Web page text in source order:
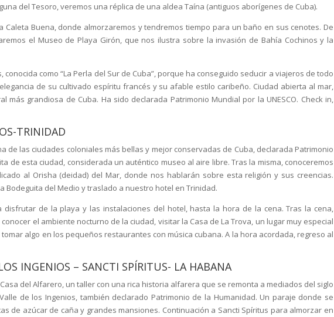
del Tesoro, veremos una réplica de una aldea Taína (antiguos aborígenes de Cuba).
Caleta Buena, donde almorzaremos y tendremos tiempo para un baño en sus cenotes. De
el Museo de Playa Girón, que nos ilustra sobre la invasión de Bahía Cochinos y la
conocida como “La Perla del Sur de Cuba”, porque ha conseguido seducir a viajeros de todo
de su cultivado espíritu francés y su afable estilo caribeño. Ciudad abierta al mar,
grandiosa de Cuba. Ha sido declarada Patrimonio Mundial por la UNESCO. Check in,
TRINIDAD
de las ciudades coloniales más bellas y mejor conservadas de Cuba, declarada Patrimonio
de esta ciudad, considerada un auténtico museo al aire libre. Tras la misma, conoceremos
al Orisha (deidad) del Mar, donde nos hablarán sobre esta religión y sus creencias.
Bodeguita del Medio y traslado a nuestro hotel en Trinidad.
de la playa y las instalaciones del hotel, hasta la hora de la cena. Tras la cena,
el ambiente nocturno de la ciudad, visitar la Casa de La Trova, un lugar muy especial
algo en los pequeños restaurantes con música cubana. A la hora acordada, regreso al
INGENIOS – SANCTI SPÍRITUS- LA HABANA
del Alfarero, un taller con una rica historia alfarera que se remonta a mediados del siglo
de los Ingenios, también declarado Patrimonio de la Humanidad. Un paraje donde se
de azúcar de caña y grandes mansiones. Continuación a Sancti Spíritus para almorzar en